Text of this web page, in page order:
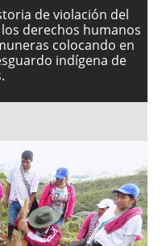
de violación del
derechos humanos
colocando en
indígena de